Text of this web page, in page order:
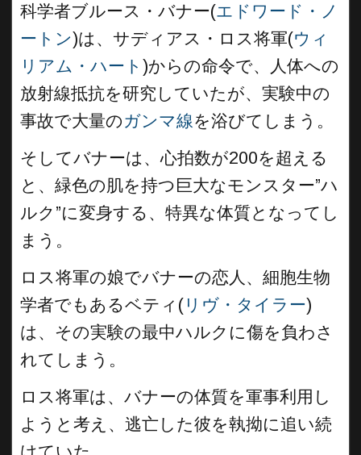
科学者ブルース・バナー(エドワード・ノ
ートン)は、サディアス・ロス将軍(ウィ
リアム・ハート )からの命令で、人体への
放射線抵抗を研究していたが、実験中の
事故で大量のガンマ線を浴びてしまう。
そしてバナーは、心拍数が200を超える
と、緑色の肌を持つ巨大なモンスター”ハ
ルク”に変身する、特異な体質となってし
まう。
ロス将軍の娘でバナーの恋人、細胞生物
学者でもあるベティ( リヴ・タイラー)
は、その実験の最中ハルクに傷を負わさ
れてしまう。
ロス将軍は、バナーの体質を軍事利用し
ようと考え、逃亡した彼を執拗に追い続